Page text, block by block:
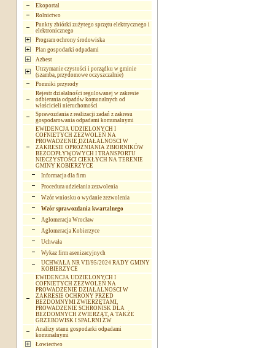
Ekoportal
Rolnictwo
Punkty zbiórki zużytego sprzętu elektrycznego i
elektronicznego
Program ochrony środowiska
Plan gospodarki odpadami
Azbest
Utrzymanie czystości i porządku w gminie
(szamba, przydomowe oczyszczalnie)
Pomniki przyrody
Rejestr działalności regulowanej w zakresie
odbierania odpadów komunalnych od
właścicieli nieruchomości
Sprawozdania z realizacji zadań z zakresu
gospodarowania odpadami komunalnymi
EWIDENCJA UDZIELONYCH I
COFNIETYCH ZEZWOLEŃ NA
PROWADZENIE DZIAŁALNOSCI W
ZAKRESIE OPRÓŻNIANIA ZBIORNIKÓW
BEZODPŁYWOWYCH I TRANSPORTU
NIECZYSTOŚCI CIEKŁYCH NA TERENIE
GMINY KOBIERZYCE
Informacja dla firm
Procedura udzielania zezwolenia
Wzór wniosku o wydanie zezwolenia
Wzór sprawozdania kwartalnego
Aglomeracja Wrocław
Aglomeracja Kobierzyce
Uchwała
Wykaz firm asenizacyjnych
UCHWAŁA NR VII/95/2024 RADY GMINY
KOBIERZYCE
EWIDENCJA UDZIELONYCH I
COFNIETYCH ZEZWOLEŃ NA
PROWADZENIE DZIAŁALNOSCI W
ZAKRESIE OCHRONY PRZED
BEZDOMNYMI ZWIERZĘTAMI,
PROWADZENIE SCHRONISK DLA
BEZDOMNYCH ZWIERZĄT, A TAKŻE
GRZEBOWISK I SPALRNI ZW
Analizy stanu gospodarki odpadami
komunalnymi
Łowiectwo